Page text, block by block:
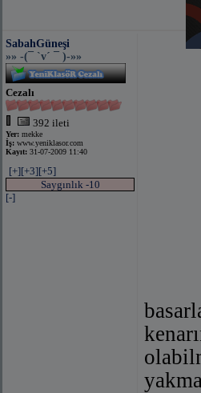
SabahGüneşi
»» -(¯ `v´ ¯ )-»»
Cezalı
392 ileti
Yer: mekke
İş: www.yeniklasor.com
Kayıt: 31-07-2009 11:40
[+][+3][+5]
Saygınlık -10
[-]